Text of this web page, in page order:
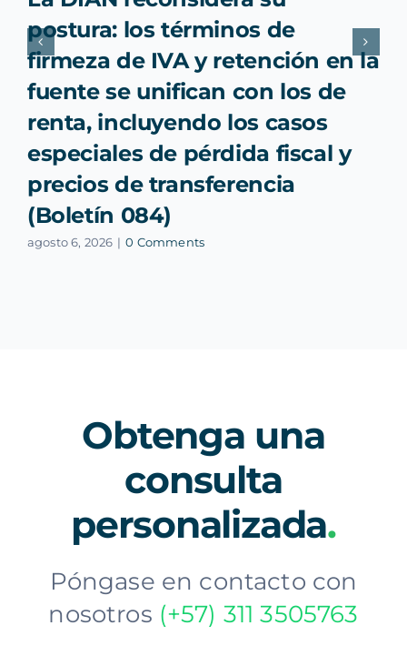
postura: los términos de
firmeza de IVA y retención en la
fuente se unifican con los de
renta, incluyendo los casos
especiales de pérdida fiscal y
precios de transferencia
(Boletín 084)
agosto 6, 2026 | 0 Comments
Obtenga una
consulta
personalizada.
Póngase en contacto con
nosotros (+57) 311 3505763